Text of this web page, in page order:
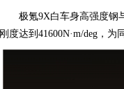
极氪9X白车身高强度钢
刚度达到41600N·m/deg，